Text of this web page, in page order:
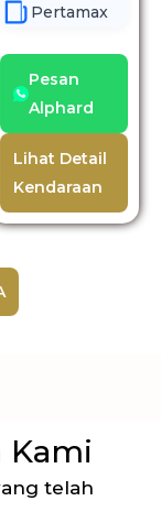
Pertamax
Pesan
Alphard
Lihat Detail
Kendaraan
Kami
telah